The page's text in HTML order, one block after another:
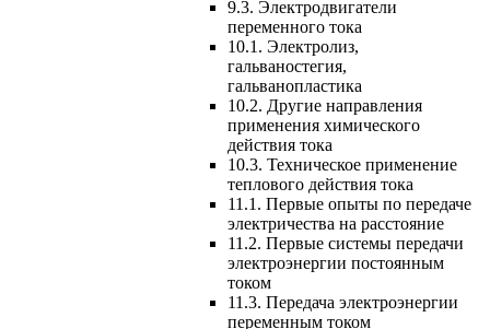
9.3. Электродвигатели
переменного тока
10.1. Электролиз,
гальваностегия,
гальванопластика
10.2. Другие направления
применения химического
действия тока
10.3. Техническое применение
теплового действия тока
11.1. Первые опыты по передаче
электричества на расстояние
11.2. Первые системы передачи
электроэнергии постоянным
током
11.3. Передача электроэнергии
переменным током